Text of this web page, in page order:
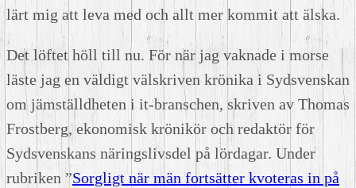
lärt mig att leva med och allt mer kommit att älska.
Det löftet höll till nu. För när jag vaknade i morse
läste jag en väldigt välskriven krönika i Sydsvenskan
om jämställdheten i it-branschen, skriven av Thomas
Frostberg, ekonomisk krönikör och redaktör för
Sydsvenskans näringslivsdel på lördagar. Under
rubriken ”Sorgligt när män fortsätter kvoteras in på